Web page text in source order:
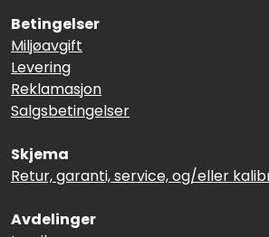
Betingelser
Miljøavgift
Levering
Reklamasjon
Salgsbetingelser
Skjema
Retur, garanti, service, og/eller
Avdelinger